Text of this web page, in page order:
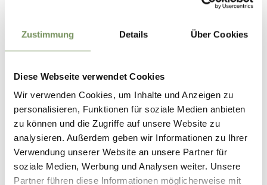
Zustimmung Details Über Cookies
Diese Webseite verwendet Cookies
Wir verwenden Cookies, um Inhalte und Anzeigen zu
personalisieren, Funktionen für soziale Medien anbieten
zu können und die Zugriffe auf unsere Website zu
analysieren. Außerdem geben wir Informationen zu Ihrer
Verwendung unserer Website an unsere Partner für
soziale Medien, Werbung und Analysen weiter. Unsere
Partner führen diese Informationen möglicherweise mit
T+39 0473 279408
WAR DER INHALT FÜR DICH HILFREICH?